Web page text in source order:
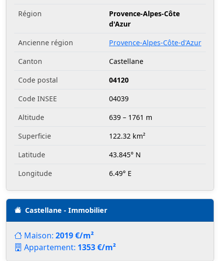
Région
Provence-Alpes-Côte
d'Azur
Ancienne région
Provence-Alpes-Côte-d'Azur
Canton
Castellane
Code postal
04120
Code INSEE
04039
Altitude
639 – 1761 m
Superficie
122.32 km²
Latitude
43.845° N
Longitude
6.49° E
Castellane - Immobilier
Maison: 2019 €/m²
Appartement: 1353 €/m²